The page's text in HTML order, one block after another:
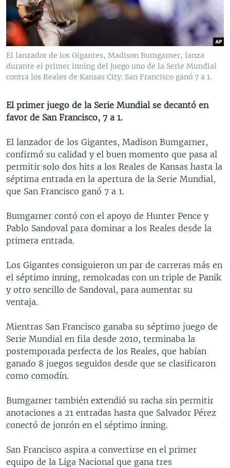
VENEZUELA
BRASIL
NICARAGUA
ECONOMÍA
ENTRETENIMIENTO Y CULTURA
TECNOLOGÍA
DEPORTES
MULTIMEDIA
VIDEOS
FOTOGRAFÍA
AUDIOS
PROGRAMAS TV
EL MUNDO AL DÍA
FORO INTERAMERICANO
LAS CLAVES
PANORAMA
RADIO
AVANCE INFORMATIVO
BUENOS DÍAS AMÉRICA
ESTADOS UNIDOS AL DÍA
EL MUNDO AL DÍA [RADIO]
FORO [RADIO]
DEPORTIVO INTERNACIONAL
NOTA ECONÓMICA
ENTRETENIMIENTO
DIRECT
Learning English
SÍGANOS
Idiomas
El lanzador de los Gigantes, Madison Bumgarner, lanza
durante el primer inning del juego uno de la Serie Mundial
contra los Reales de Kansas City. San Francisco ganó 7 a 1.
El primer juego de la Serie Mundial se decantó en
favor de San Francisco, 7 a 1.
El lanzador de los Gigantes, Madison Bumgarner,
confirmó su calidad y el buen momento que pasa al
permitir solo dos hits a los Reales de Kansas hasta la
séptima entrada en la apertura de la Serie Mundial,
que San Francisco ganó 7 a 1.
Bumgarner contó con el apoyo de Hunter Pence y
Pablo Sandoval para dominar a los Reales desde la
primera entrada.
Los Gigantes consiguieron un par de carreras más en
el séptimo inning, remolcadas con un triple de Panik
y otro sencillo de Sandoval, para aumentar su
ventaja.
Mientras San Francisco ganaba su séptimo juego de
Serie Mundial en fila desde 2010, terminaba la
postemporada perfecta de los Reales, que habían
ganado 8 juegos seguidos desde que se clasificaron
como comodín.
Bumgarner también extendió su racha sin permitir
anotaciones a 21 entradas hasta que Salvador Pérez
conectó de jonrón en el séptimo inning.
San Francisco aspira a convertirse en el primer
equipo de la Liga Nacional que gana tres